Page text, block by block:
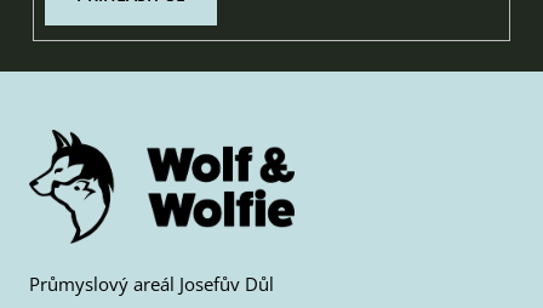
Průmyslový areál Josefův Důl